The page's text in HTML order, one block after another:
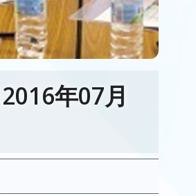
年07月